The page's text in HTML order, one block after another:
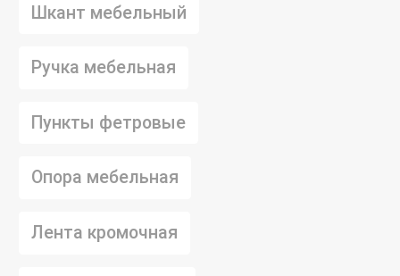
Шкант мебельный
Ручка мебельная
Пункты фетровые
Опора мебельная
Лента кромочная